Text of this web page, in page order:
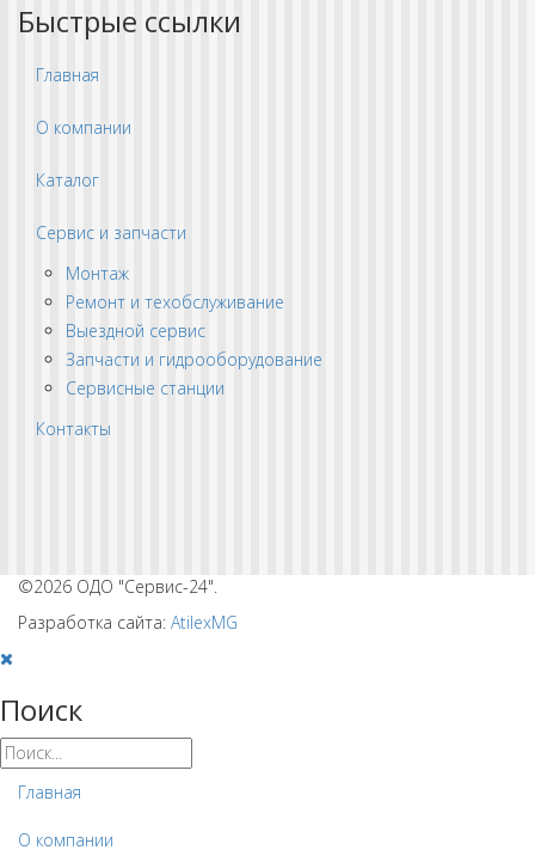
Быстрые ссылки
Главная
О компании
Каталог
Сервис и запчасти
Монтаж
Ремонт и техобслуживание
Выездной сервис
Запчасти и гидрооборудование
Сервисные станции
Контакты
©2026 ОДО "Сервис-24".
Разработка сайта: AtilexMG
Поиск
Главная
О компании